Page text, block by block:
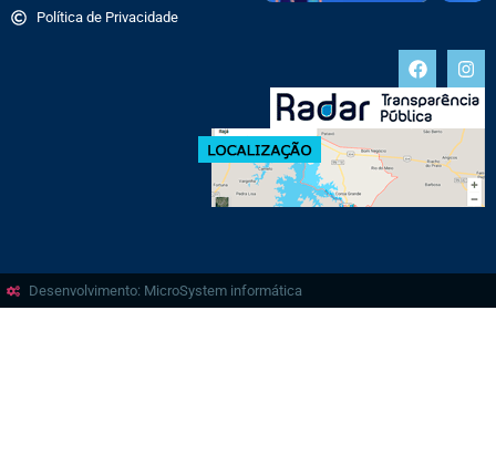
Política de Privacidade
Desenvolvimento: MicroSystem informática